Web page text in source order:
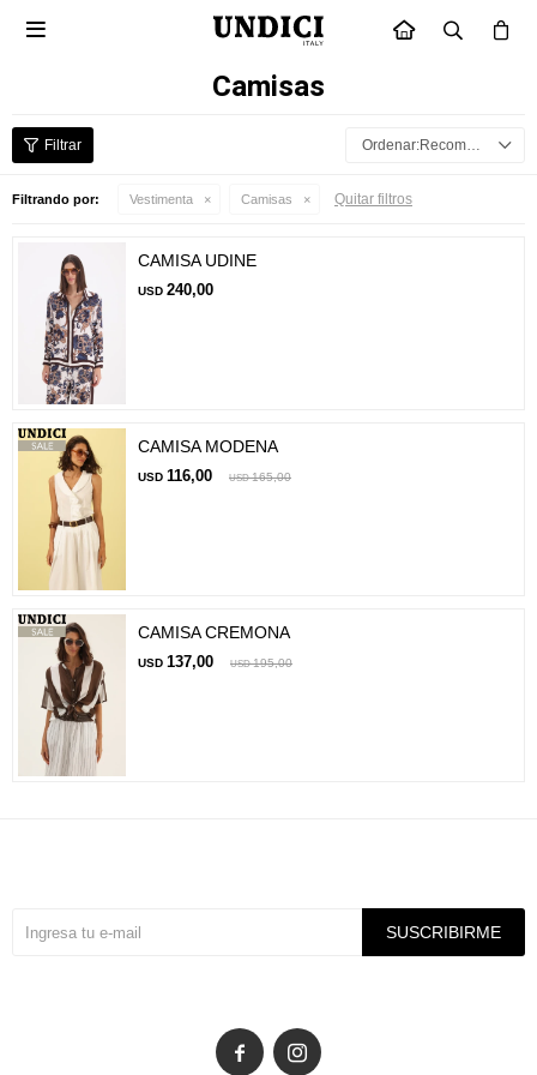
INICIO

Camisas
Recomendados
Filtrando por: Vestimenta Camisas Quitar filtros
CAMISA UDINE
USD 240,00
CAMISA MODENA
USD 116,00 USD 165,00
CAMISA CREMONA
USD 137,00 USD 195,00
SUSCRIBIRME
 